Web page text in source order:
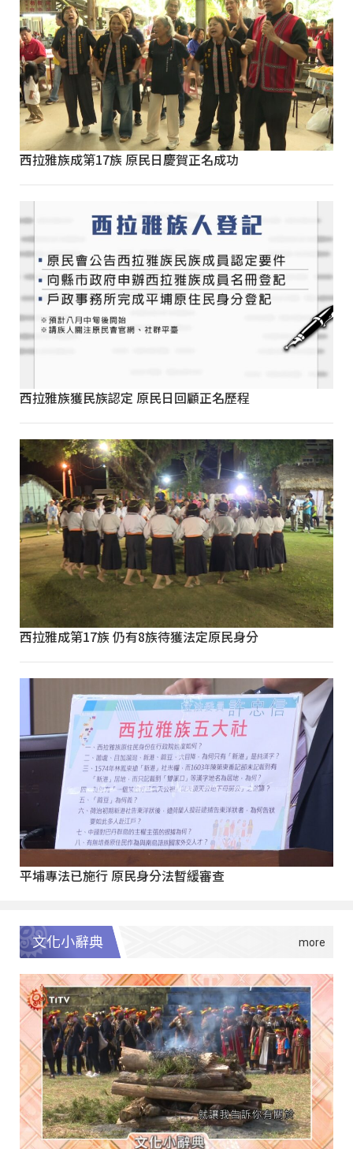
西拉雅族成第17族 原民日慶賀正名成功
西拉雅族獲民族認定 原民日回顧正名歷程
西拉雅成第17族 仍有8族待獲法定原民身分
平埔專法已施行 原民身分法暫緩審查
文化小辭典